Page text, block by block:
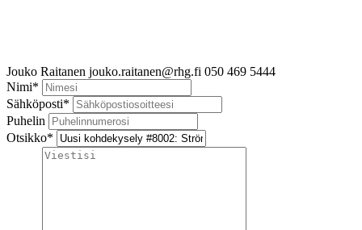
Jouko Raitanen jouko.raitanen@rhg.fi 050 469 5444
Nimi*
Sähköposti*
Puhelin
Otsikko*